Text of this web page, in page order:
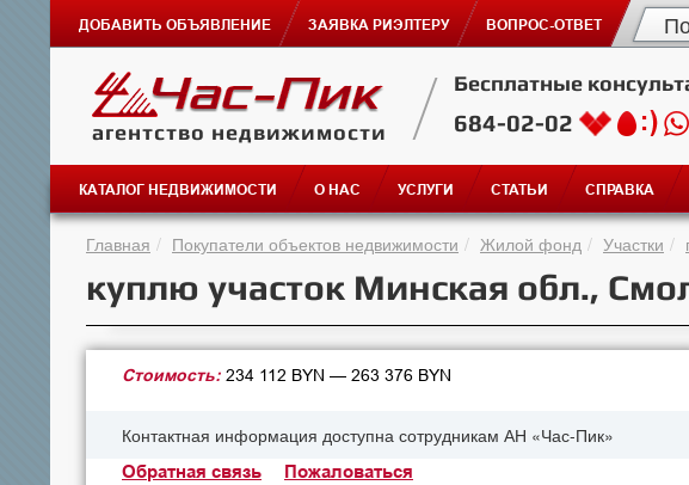
ДОБАВИТЬ ОБЪЯВЛЕНИЕ ЗАЯВКА РИЭЛТЕРУ ВОПРОС-ОТВЕТ
агентство недвижимости
Бесплатные
684-02-02
КАТАЛОГ НЕДВИЖИМОСТИ О НАС УСЛУГИ СТАТЬИ СПРАВКА
Главная Покупатели объектов недвижимости Жилой фонд Участки
куплю участок Минская обл.,
Стоимость: 234 112 BYN — 263 376 BYN
Контактная информация доступна сотрудникам АН «Час-Пик»
Обратная связь Пожаловаться